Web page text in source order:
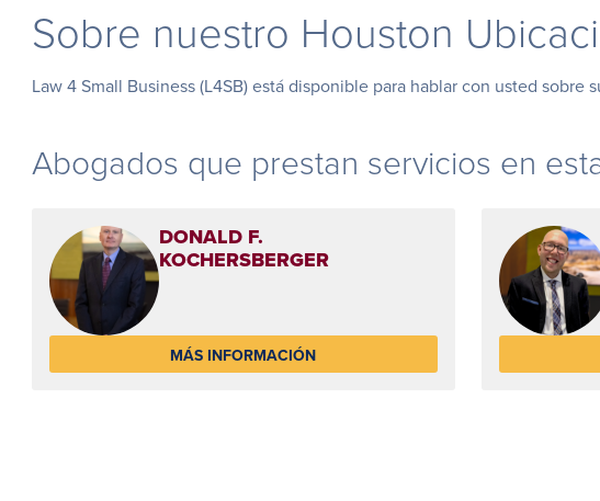
Sobre nuestro Houston
Law 4 Small Business (L4SB) está disponible para hablar con usted sobre
Abogados que prestan servicios en
DONALD F.
KOCHERSBERGER
MÁS INFORMACIÓN